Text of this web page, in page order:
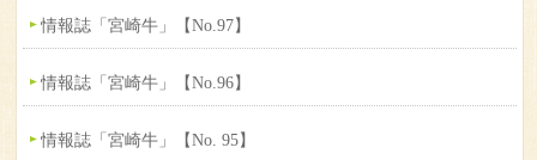
情報誌「宮崎牛」【No.97】
情報誌「宮崎牛」【No.96】
情報誌「宮崎牛」【No. 95】